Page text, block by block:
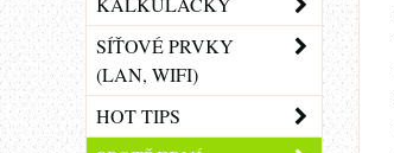
SÍŤOVÉ PRVKY
(LAN, WIFI)
HOT TIPS